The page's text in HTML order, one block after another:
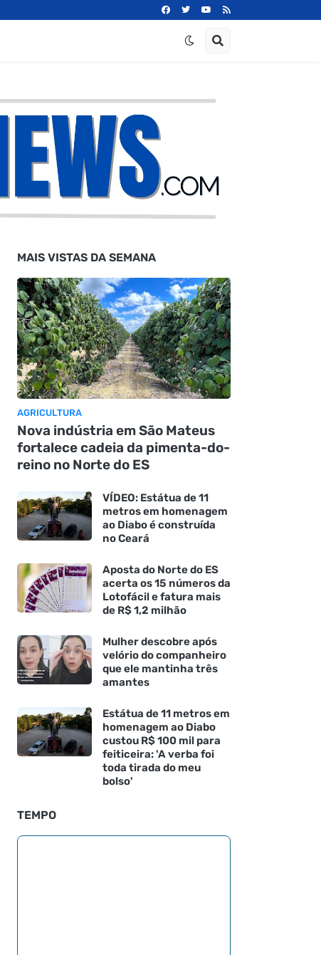
MAIS VISTAS DA SEMANA
AGRICULTURA
Nova indústria em São Mateus
fortalece cadeia da pimenta-do-
reino no Norte do ES
VÍDEO: Estátua de 11
metros em homenagem
ao Diabo é construída
no Ceará
Aposta do Norte do ES
acerta os 15 números da
Lotofácil e fatura mais
de R$ 1,2 milhão
Mulher descobre após
velório do companheiro
que ele mantinha três
amantes
Estátua de 11 metros em
homenagem ao Diabo
custou R$ 100 mil para
feiticeira: 'A verba foi
toda tirada do meu
bolso'
TEMPO